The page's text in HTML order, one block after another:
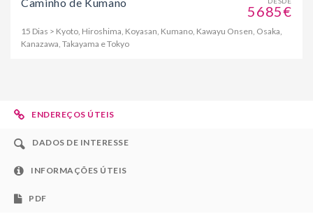
5685€
Caminho de Kumano
15 Dias > Kyoto, Hiroshima, Koyasan, Kumano, Kawayu Onsen, Osaka,
Kanazawa, Takayama e Tokyo
ENDEREÇOS ÚTEIS
DADOS DE INTERESSE
INFORMAÇÕES ÚTEIS
PDF